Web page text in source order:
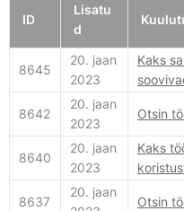
ID
Lisatu
d
8645
20. jaan
2023
Kaks
8642
20. jaan
2023
Otsin
8640
20. jaan
2023
Kaks
8637
20. jaan
Otsin